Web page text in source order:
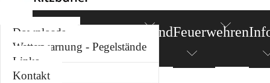
News Termine Bezirksverband
Kommando
Inspektorat
Abschnitte
Ausschuß
Feuerwehren
Berichte
Standorte
Links
Downloads
Wetterwarnung - Pegelstände
Links
Kontakt